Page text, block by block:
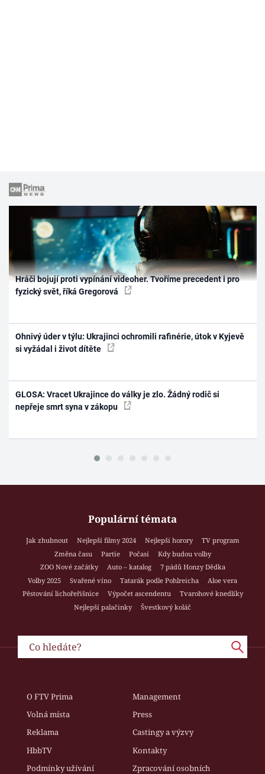
Hráči bojují proti vypínání videoher. Tvoříme precedent i pro
fyzický svět, říká Gregorová
Ohnivý úder v týlu: Ukrajinci ochromili rafinérie, útok v Kyjevě
si vyžádal i život dítěte
GLOSA: Vracet Ukrajince do války je zlo. Žádný rodič si
nepřeje smrt syna v zákopu
Populární témata
Jak zhubnout Nejlepší filmy 2024 Nejlepší horory
TV program
Změna času
Partie Počasí
Kdy budou volby
ZOO Nové začátky
Auto – katalog
7 pádů Honzy Dědka
Volby 2025
Svařené víno Tatarák podle Pohlreicha
Aloe vera
Pěstování lichořeřišnice
Výpočet ascendentu
Tvarohové knedlíky
Nejlepší palačinky
Švestkový koláč
O FTV Prima
Management
Volná místa
Press
Reklama
Castingy a výzvy
HbbTV
Kontakty
Podmínky užívání
Zpracování osobních